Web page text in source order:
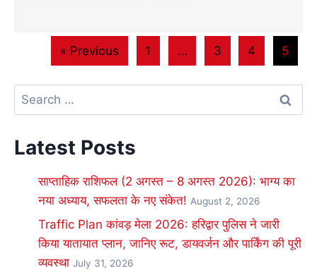
« Previous 1 … 3 4 5
Latest Posts
साप्ताहिक राशिफल (2 अगस्त – 8 अगस्त 2026): भाग्य का
नया अध्याय, सफलता के नए संकेत! August 2, 2026
Traffic Plan कांवड़ मेला 2026: हरिद्वार पुलिस ने जारी
किया यातायात प्लान, जानिए रूट, डायवर्जन और पार्किंग की पूरी
व्यवस्था July 31, 2026